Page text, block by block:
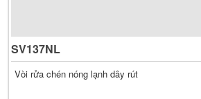
SV137NL
Vòi rửa chén nóng lạnh dây rút